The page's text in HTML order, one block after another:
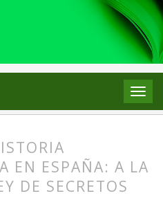
EN ESPAÑA: A LA
DE SECRETOS